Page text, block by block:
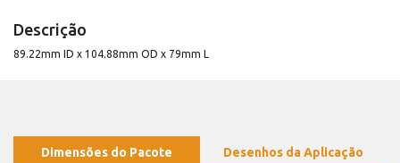
Descrição
89.22mm ID x 104.88mm OD x 79mm L
Dimensões do Pacote Desenhos da Aplicação